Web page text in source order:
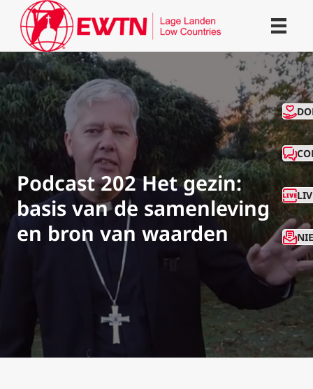
Podcast 202 Het gezin:
basis van de samenleving
en bron van waarden